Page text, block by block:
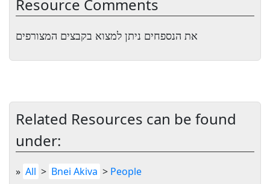
Resource Comments
את הנספחים ניתן למצוא בקבצים המצורפים
Related Resources can be found
under:
» All > Bnei Akiva > People